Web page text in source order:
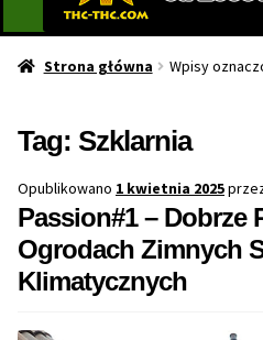
Strona Główna
NOWOŚCI
PROMOCJE
PROMOCJE 1+1
Strona główna Wpisy
Tag: Szklarnia
Opublikowano 1 kwietnia 2025
Passion#1 – Dobrze
Ogrodach Zimnych
Klimatycznych